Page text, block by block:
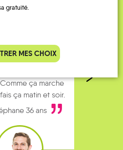
en train, mais le
la gare est toujours
ça marche
ça matin et soir.
36 ans
gratuité.
MES CHOIX